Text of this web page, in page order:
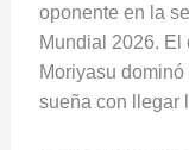
oponente en la
Mundial 2026.
Moriyasu
sueña con llegar